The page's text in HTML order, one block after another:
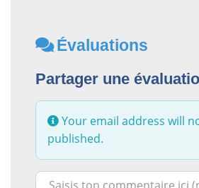
Évaluations
Partager une
Your email address will
published.
Racontez-nous ce que vous